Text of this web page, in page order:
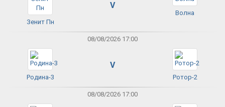
Зенит Пн
V
Волна
08/08/2026 17:00
Родина-3
V
Ротор-2
08/08/2026 17:00